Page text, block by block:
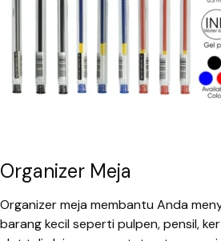
Organizer Meja
Organizer meja membantu Anda
barang kecil seperti pulpen, pensil,